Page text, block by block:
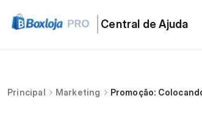
Central de Ajuda
Principal Marketing Promoção: